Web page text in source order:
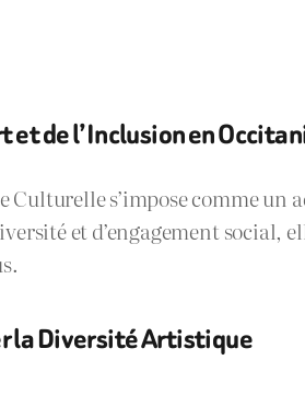
et de l’Inclusion en
Culturelle s’impose comme
et d’engagement
la Diversité Artistique